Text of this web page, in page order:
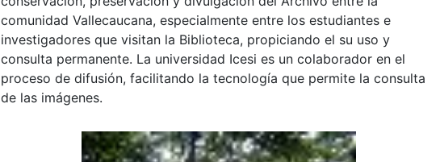
comunidad Vallecaucana, especialmente entre los estudiantes e
investigadores que visitan la Biblioteca, propiciando el su uso y
consulta permanente. La universidad Icesi es un colaborador en el
proceso de difusión, facilitando la tecnología que permite la consulta
de las imágenes.